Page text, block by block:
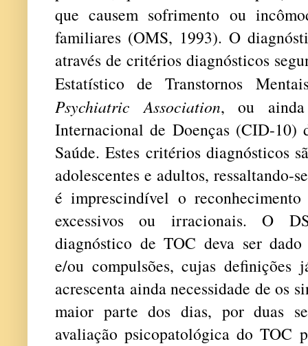
que causem sofrimento ou
familiares (OMS, 1993). O
através de critérios diagnósticos
Estatístico de Transtornos
Psychiatric Association, ou ainda
Internacional de Doenças (CID-10)
Saúde. Estes critérios diagnósticos
adolescentes e adultos, ressaltando-
é imprescindível o
excessivos ou irracionais. O
diagnóstico de TOC deva ser dado
e/ou compulsões, cujas
acrescenta ainda necessidade de os
maior parte dos dias, por duas
avaliação psicopatológica do TOC